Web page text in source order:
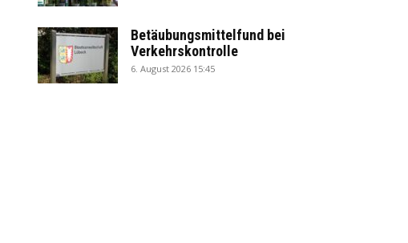
Betäubungsmittelfund bei
Verkehrskontrolle
6. August 2026 15:45